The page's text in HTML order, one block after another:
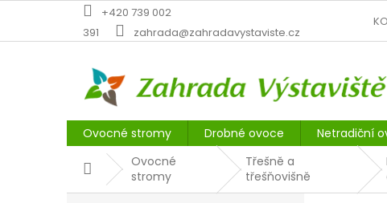
obsah
+420 739 002
391
zahrada@zahradavystaviste.cz
Ovocné stromy Drobné ovoce Netradiční
DomůOvocné
stromy
Třešně a
třešňovišně